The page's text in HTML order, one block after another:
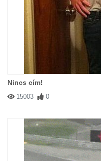
Nincs cím!
15003 0